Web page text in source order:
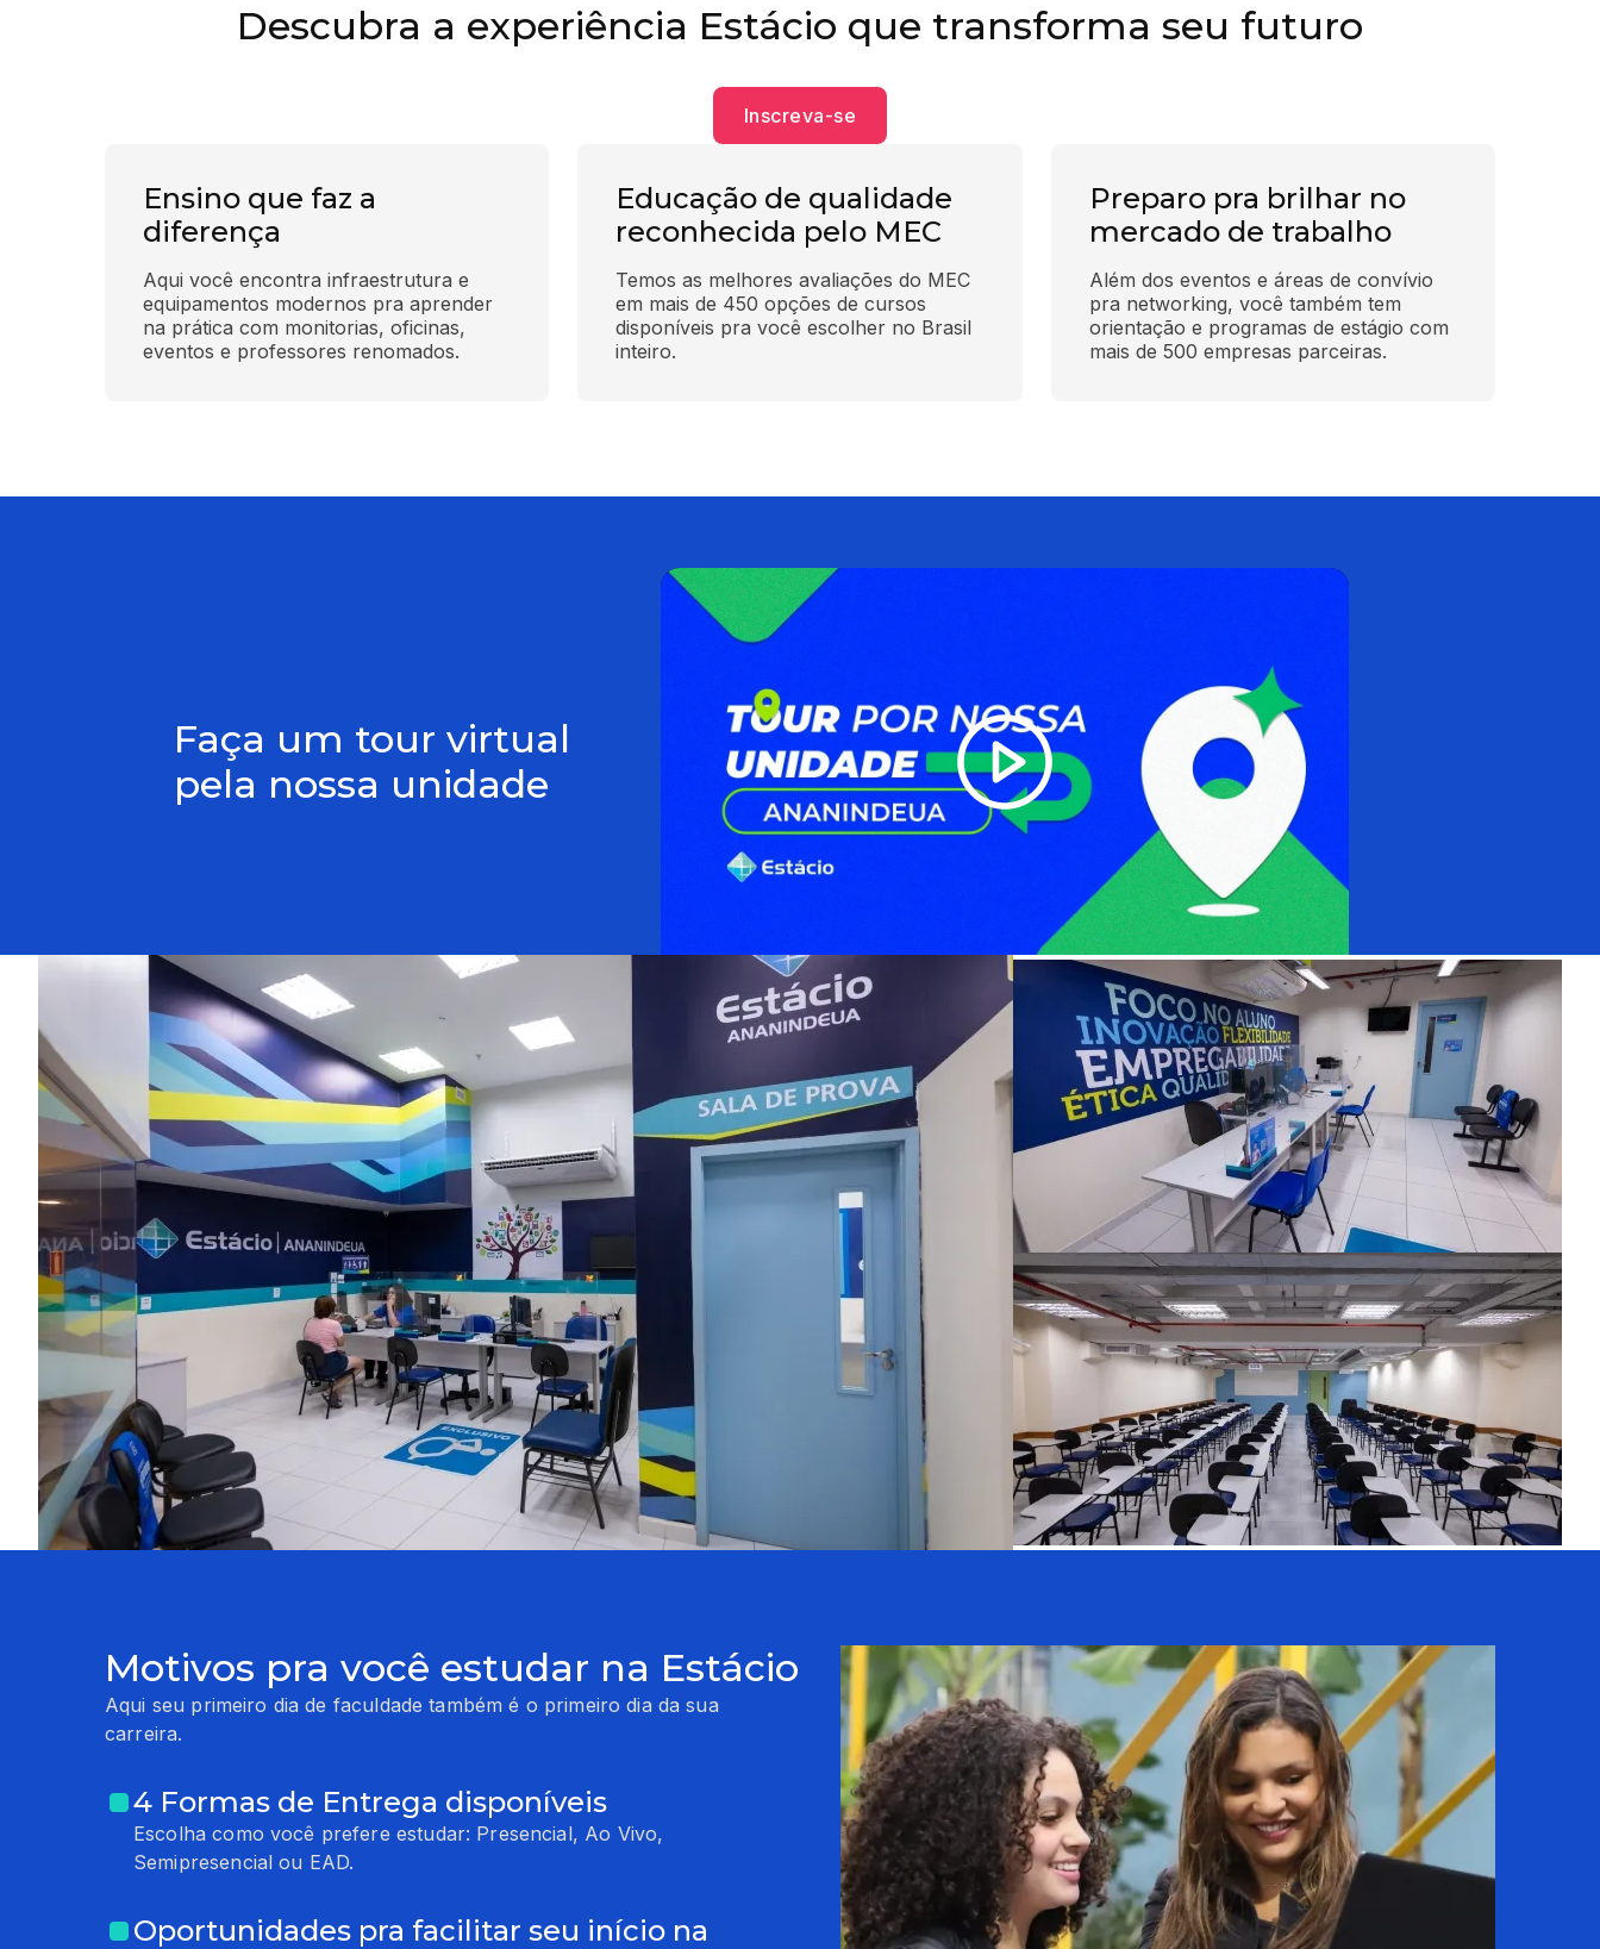
Descubra a experiência Estácio que transforma seu futuro
Inscreva-se
Ensino que faz a
diferença
Aqui você encontra infraestrutura e
equipamentos modernos pra aprender
na prática com monitorias, oficinas,
eventos e professores renomados.
Educação de qualidade
reconhecida pelo MEC
Temos as melhores avaliações do MEC
em mais de 450 opções de cursos
disponíveis pra você escolher no Brasil
inteiro.
Preparo pra brilhar no
mercado de trabalho
Além dos eventos e áreas de convívio
pra networking, você também tem
orientação e programas de estágio com
mais de 500 empresas parceiras.
Faça um tour virtual
pela nossa unidade
Motivos pra você estudar na Estácio
Aqui seu primeiro dia de faculdade também é o primeiro dia da sua
carreira.
4 Formas de Entrega disponíveis
Escolha como você prefere estudar: Presencial, Ao Vivo,
Semipresencial ou EAD.
Oportunidades pra facilitar seu início na